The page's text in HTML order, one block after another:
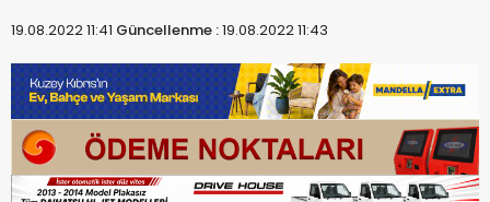
19.08.2022 11:41 Güncellenme :19.08.2022 11:43